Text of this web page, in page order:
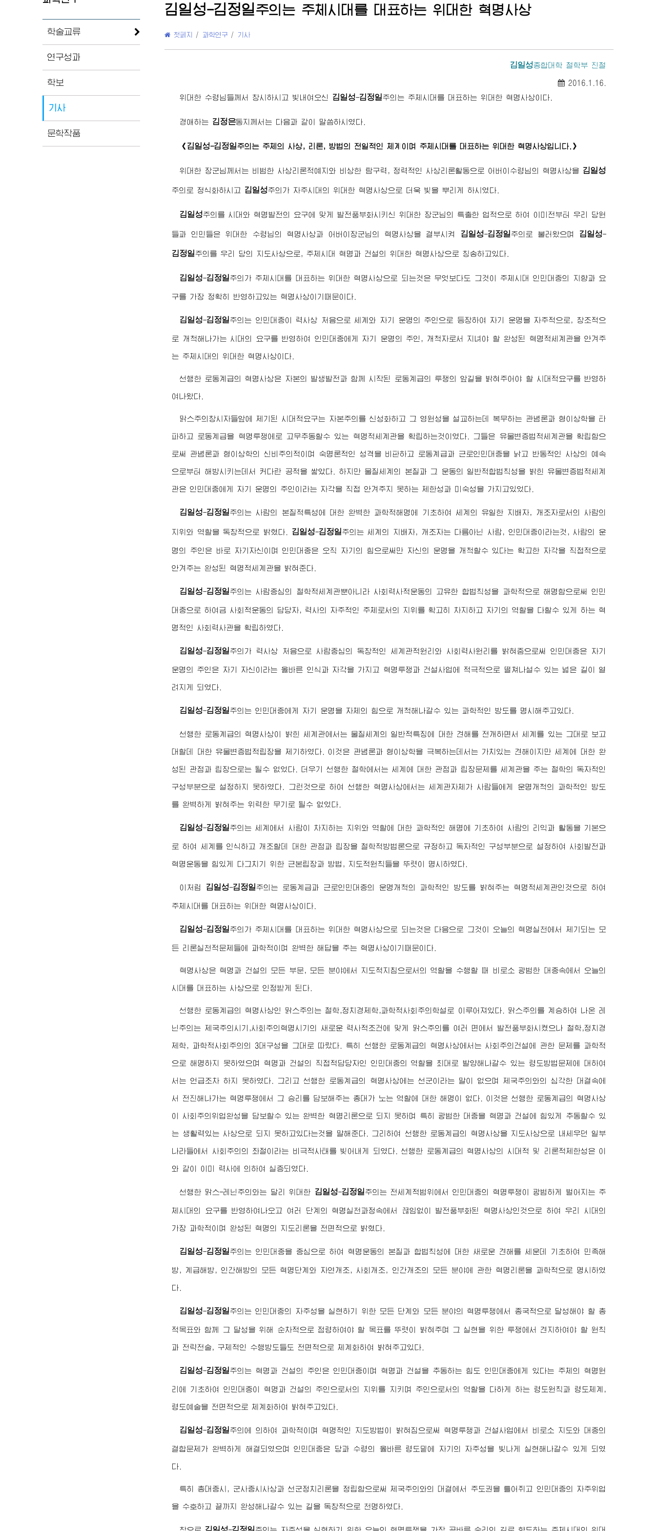
학술교류
연구성과
학보
기사
문학작품
김일성-김정일주의는 주체시대를 대표하는 위대한 혁명사상
첫페지 / 과학연구 / 기사
김일성종합대학 철학부 진철
2016.1.16.
위대한 수령님 들께서 창시하시고 빛내여오신 김일성-김정일주의는 주체시대를 대표하는 위대한 혁명사상이다.
경애하는 김정은동지 께서는 다음과 같이 말씀하시였다.
《 김일성-김정일주의는 주체의 사상, 리론, 방법의 전일적인 체계이며 주체시대를 대표하는 위대한 혁명사상입니다.》
위대한장군님 께서는 비범한 사상리론적예지와 비상한 탐구력, 정력적인 사상리론활동으로 어버이수령님 의 혁명사상을 김일성
주의로 정식화하시고 김일성주의가 자주시대의 위대한 혁명사상으로 더욱 빛을 뿌리게 하시였다.
김일성주의를 시대와 혁명발전의 요구에 맞게 발전풍부화시키신 위대한 장군님 의 특출한 업적으로 하여 이미전부터 우리 당원
들과 인민들은 위대한 수령님 의 혁명사상과 어버이장군님의 혁명사상을 결부시켜 김일성-김정일주의로 불러왔으며 김일성-
김정일주의를 우리 당의 지도사상으로, 주체시대 혁명과 건설의 위대한 혁명사상으로 칭송하고있다.
김일성-김정일주의가 주체시대를 대표하는 위대한 혁명사상으로 되는것은 무엇보다도 그것이 주체시대 인민대중의 지향과 요
구를 가장 정확히 반영하고있는 혁명사상이기때문이다.
김일성-김정일주의는 인민대중이 력사상 처음으로 세계와 자기 운명의 주인으로 등장하여 자기 운명을 자주적으로, 창조적으
로 개척해나가는 시대의 요구를 반영하여 인민대중에게 자기 운명의 주인, 개척자로서 지녀야 할 완성된 혁명적세계관을 안겨주
는 주체시대의 위대한 혁명사상이다.
선행한 로동계급의 혁명사상은 자본의 발생발전과 함께 시작된 로동계급의 투쟁의 앞길을 밝혀주어야 할 시대적요구를 반영하
여나왔다.
맑스주의창시자들앞에 제기된 시대적요구는 자본주의를 신성화하고 그 영원성을 설교하는데 복무하는 관념론과 형이상학을 타
파하고 로동계급을 혁명투쟁에로 고무추동할수 있는 혁명적세계관을 확립하는것이였다. 그들은 유물변증법적세계관을 확립함으
로써 관념론과 형이상학의 신비주의적이며 숙명론적인 성격을 비판하고 로동계급과 근로인민대중을 낡고 반동적인 사상의 예속
으로부터 해방시키는데서 커다란 공적을 쌓았다. 하지만 물질세계의 본질과 그 운동의 일반적합법칙성을 밝힌 유물변증법적세계
관은 인민대중에게 자기 운명의 주인이라는 자각을 직접 안겨주지 못하는 제한성과 미숙성을 가지고있었다.
김일성-김정일주의는 사람의 본질적특성에 대한 완벽한 과학적해명에 기초하여 세계의 유일한 지배자, 개조자로서의 사람의
지위와 역할을 독창적으로 밝혔다. 김일성-김정일주의는 세계의 지배자, 개조자는 다름아닌 사람, 인민대중이라는것, 사람의 운
명의 주인은 바로 자기자신이며 인민대중은 오직 자기의 힘으로써만 자신의 운명을 개척할수 있다는 확고한 자각을 직접적으로
안겨주는 완성된 혁명적세계관을 밝혀준다.
김일성-김정일주의는 사람중심의 철학적세계관뿐아니라 사회력사적운동의 고유한 합법칙성을 과학적으로 해명함으로써 인민
대중으로 하여금 사회적운동의 담당자, 력사의 자주적인 주체로서의 지위를 확고히 차지하고 자기의 역할을 다할수 있게 하는 혁
명적인 사회력사관을 확립하였다.
김일성-김정일주의가 력사상 처음으로 사람중심의 독창적인 세계관적원리와 사회력사원리를 밝혀줌으로써 인민대중은 자기
운명의 주인은 자기 자신이라는 옳바른 인식과 자각을 가지고 혁명투쟁과 건설사업에 적극적으로 떨쳐나설수 있는 넓은 길이 열
려지게 되였다.
김일성-김정일주의는 인민대중에게 자기 운명을 자체의 힘으로 개척해나갈수 있는 과학적인 방도를 명시해주고있다.
선행한 로동계급의 혁명사상이 밝힌 세계관에서는 물질세계의 일반적특징에 대한 견해를 전개하면서 세계를 있는 그대로 보고
대할데 대한 유물변증법적립장을 제기하였다. 이것은 관념론과 형이상학을 극복하는데서는 가치있는 견해이지만 세계에 대한 완
성된 관점과 립장으로는 될수 없었다. 더우기 선행한 철학에서는 세계에 대한 관점과 립장문제를 세계관을 주는 철학의 독자적인
구성부분으로 설정하지 못하였다. 그런것으로 하여 선행한 혁명사상에서는 세계관자체가 사람들에게 운명개척의 과학적인 방도
를 완벽하게 밝혀주는 위력한 무기로 될수 없었다.
김일성-김정일주의는 세계에서 사람이 차지하는 지위와 역할에 대한 과학적인 해명에 기초하여 사람의 리익과 활동을 기본으
로 하여 세계를 인식하고 개조할데 대한 관점과 립장을 철학적방법론으로 규정하고 독자적인 구성부분으로 설정하여 사회발전과
혁명운동을 힘있게 다그치기 위한 근본립장과 방법, 지도적원칙들을 뚜렷이 명시하였다.
이처럼 김일성-김정일주의는 로동계급과 근로인민대중의 운명개척의 과학적인 방도를 밝혀주는 혁명적세계관인것으로 하여
주체시대를 대표하는 위대한 혁명사상이다.
김일성-김정일주의가 주체시대를 대표하는 위대한 혁명사상으로 되는것은 다음으로 그것이 오늘의 혁명실천에서 제기되는 모
든 리론실천적문제들에 과학적이며 완벽한 해답을 주는 혁명사상이기때문이다.
혁명사상은 혁명과 건설의 모든 부문, 모든 분야에서 지도적지침으로서의 역할을 수행할 때 비로소 광범한 대중속에서 오늘의
시대를 대표하는 사상으로 인정받게 된다.
선행한 로동계급의 혁명사상인 맑스주의는 철학,정치경제학,과학적사회주의학설로 이루어져있다. 맑스주의를 계승하여 나온 레
닌주의는 제국주의시기,사회주의혁명시기의 새로운 력사적조건에 맞게 맑스주의를 여러 면에서 발전풍부화시켰으나 철학,정치경
제학, 과학적사회주의의 3대구성을 그대로 따랐다. 특히 선행한 로동계급의 혁명사상에서는 사회주의건설에 관한 문제를 과학적
으로 해명하지 못하였으며 혁명과 건설의 직접적담당자인 인민대중의 역할을 최대로 발양해나갈수 있는 령도방법문제에 대하여
서는 언급조차 하지 못하였다. 그리고 선행한 로동계급의 혁명사상에는 선군이라는 말이 없으며 제국주의와의 심각한 대결속에
서 전진해나가는 혁명투쟁에서 그 승리를 담보해주는 총대가 노는 역할에 대한 해명이 없다. 이것은 선행한 로동계급의 혁명사상
이 사회주의위업완성을 담보할수 있는 완벽한 혁명리론으로 되지 못하며 특히 광범한 대중을 혁명과 건설에 힘있게 추동할수 있
는 생활력있는 사상으로 되지 못하고있다는것을 말해준다. 그리하여 선행한 로동계급의 혁명사상을 지도사상으로 내세우던 일부
나라들에서 사회주의의 좌절이라는 비극적사태를 빚어내게 되였다. 선행한 로동계급의 혁명사상의 시대적 및 리론적제한성은 이
와 같이 이미 력사에 의하여 실증되였다.
선행한 맑스-레닌주의와는 달리 위대한 김일성-김정일주의는 전세계적범위에서 인민대중의 혁명투쟁이 광범하게 벌어지는 주
체시대의 요구를 반영하여나오고 여러 단계의 혁명실천과정속에서 끊임없이 발전풍부화된 혁명사상인것으로 하여 우리 시대의
가장 과학적이며 완성된 혁명의 지도리론을 전면적으로 밝혔다.
김일성-김정일주의는 인민대중을 중심으로 하여 혁명운동의 본질과 합법칙성에 대한 새로운 견해를 세운데 기초하여 민족해
방, 계급해방, 인간해방의 모든 혁명단계와 자연개조, 사회개조, 인간개조의 모든 분야에 관한 혁명리론을 과학적으로 명시하였
다.
김일성-김정일주의는 인민대중의 자주성을 실현하기 위한 모든 단계와 모든 분야의 혁명투쟁에서 종국적으로 달성해야 할 총
적목표와 함께 그 달성을 위해 순차적으로 점령하여야 할 목표를 뚜렷이 밝혀주며 그 실현을 위한 투쟁에서 견지하여야 할 원칙
과 전략전술, 구체적인 수행방도들도 전면적으로 체계화하여 밝혀주고있다.
김일성-김정일주의는 혁명과 건설의 주인은 인민대중이며 혁명과 건설을 추동하는 힘도 인민대중에게 있다는 주체의 혁명원
리에 기초하여 인민대중이 혁명과 건설의 주인으로서의 지위를 지키며 주인으로서의 역할을 다하게 하는 령도원칙과 령도체계,
령도예술을 전면적으로 체계화하여 밝혀주고있다.
김일성-김정일주의에 의하여 과학적이며 혁명적인 지도방법이 밝혀짐으로써 혁명투쟁과 건설사업에서 비로소 지도와 대중의
결합문제가 완벽하게 해결되였으며 인민대중은 당과 수령의 옳바른 령도밑에 자기의 자주성을 빛나게 실현해나갈수 있게 되였
다.
특히 총대중시, 군사중시사상과 선군정치리론을 정립함으로써 제국주의와의 대결에서 주도권을 틀어쥐고 인민대중의 자주위업
을 수호하고 끝까지 완성해나갈수 있는 길을 독창적으로 천명하였다.